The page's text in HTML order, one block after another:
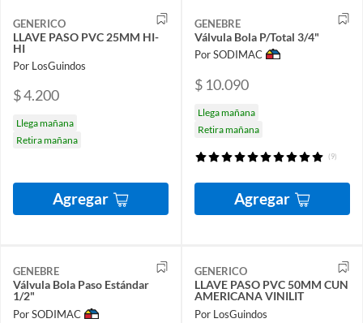
GENERICO
LLAVE PASO PVC 25MM HI-
HI
Por LosGuindos
$ 4.200
Llega mañana
Retira mañana
Agregar
GENEBRE
Válvula Bola P/Total 3/4"
Por SODIMAC
$ 10.090
Llega mañana
Retira mañana
(9)
Agregar
GENEBRE
Válvula Bola Paso Estándar
1/2"
Por SODIMAC
GENERICO
LLAVE PASO PVC 50MM CUN
AMERICANA VINILIT
Por LosGuindos